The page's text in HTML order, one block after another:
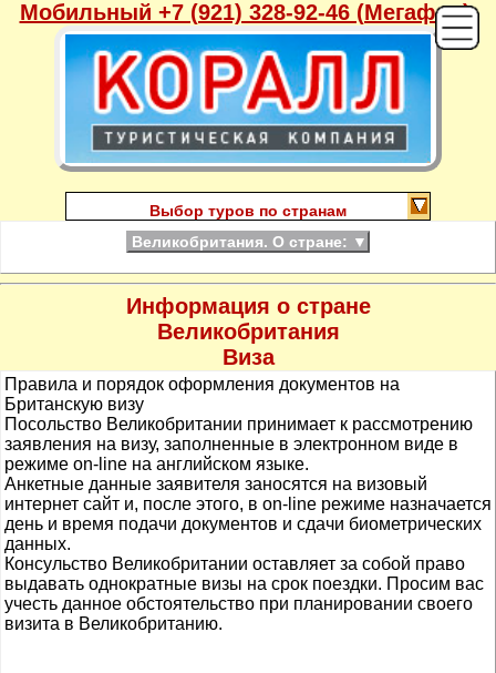
Мобильный +7 (921) 328-92-46 (Мегафон),
Выбор туров по странам
Великобритания. О стране: ▼
Информация о стране
Великобритания
Виза
Правила и порядок оформления документов на
Британскую визу
Посольство Великобритании принимает к рассмотрению
заявления на визу, заполненные в электронном виде в
режиме on-line на английском языке.
Анкетные данные заявителя заносятся на визовый
интернет сайт и, после этого, в on-line режиме назначается
день и время подачи документов и сдачи биометрических
данных.
Консульство Великобритании оставляет за собой право
выдавать однократные визы на срок поездки. Просим вас
учесть данное обстоятельство при планировании своего
визита в Великобританию.